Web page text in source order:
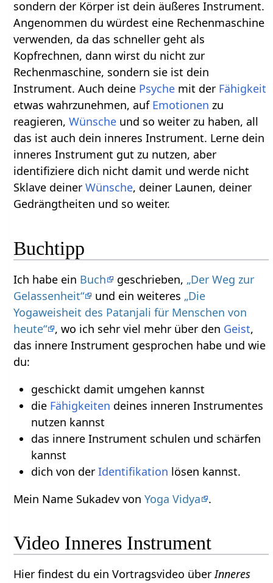
sondern der Körper ist dein äußeres Instrument.
Angenommen du würdest eine Rechenmaschine
verwenden, da das schneller geht als
Kopfrechnen, dann wirst du nicht zur
Rechenmaschine, sondern sie ist dein
Instrument. Auch deine Psyche mit der Fähigkeit
etwas wahrzunehmen, auf Emotionen zu
reagieren,Wünsche und so weiter zu haben, all
das ist auch dein inneres Instrument. Lerne dein
inneres Instrument gut zu nutzen, aber
identifiziere dich nicht damit und werde nicht
Sklave deinerWünsche, deiner Launen, deiner
Gedrängtheiten und so weiter.
Buchtipp
Ich habe ein Buch geschrieben, „Der Weg zur
Gelassenheit“
und ein weiteres „Die
Yogaweisheit des Patanjali für Menschen von
heute“ , wo ich sehr viel mehr über den Geist,
das innere Instrument gesprochen habe und wie
du:
geschickt damit umgehen kannst
die Fähigkeiten deines inneren Instrumentes
nutzen kannst
das innere Instrument schulen und schärfen
kannst
dich von der Identifikation lösen kannst.
Mein Name Sukadev vonYoga Vidya .
Video Inneres Instrument
Hier findest du ein Vortragsvideo überInneres